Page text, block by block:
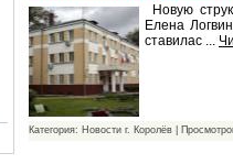
Новую
Елена
ставилас ...
Категория: Новости г. Королёв |